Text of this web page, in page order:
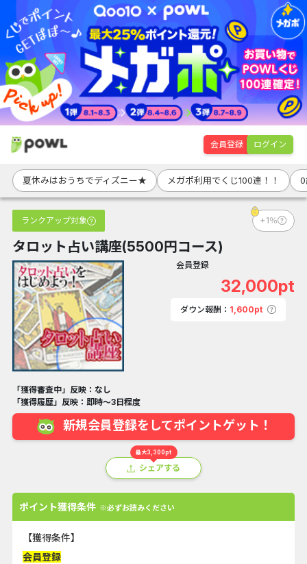
会員登録 ログイン
夏休みはおうちでディズニー★ メガポ利用でくじ100連！！ 0
ランクアップ対象 +1％
タロット占い講座(5500円コース)
会員登録
32,000pt
ダウン報酬： 1,600pt
「獲得審査中」反映：なし
「獲得履歴」反映：即時～3日程度
新規会員登録をしてポイントゲット！
最大3,300pt
シェアする
ポイント獲得条件 ※必ずお読みください
【獲得条件】
会員登録